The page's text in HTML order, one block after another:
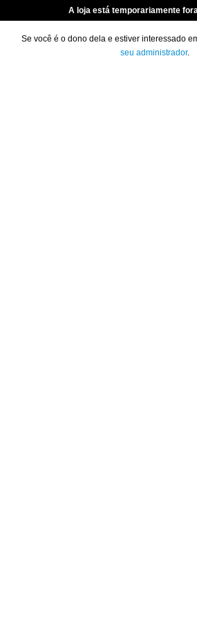
A loja está temporariamente
Se você é o dono dela e estiver interessado
seu administrador.